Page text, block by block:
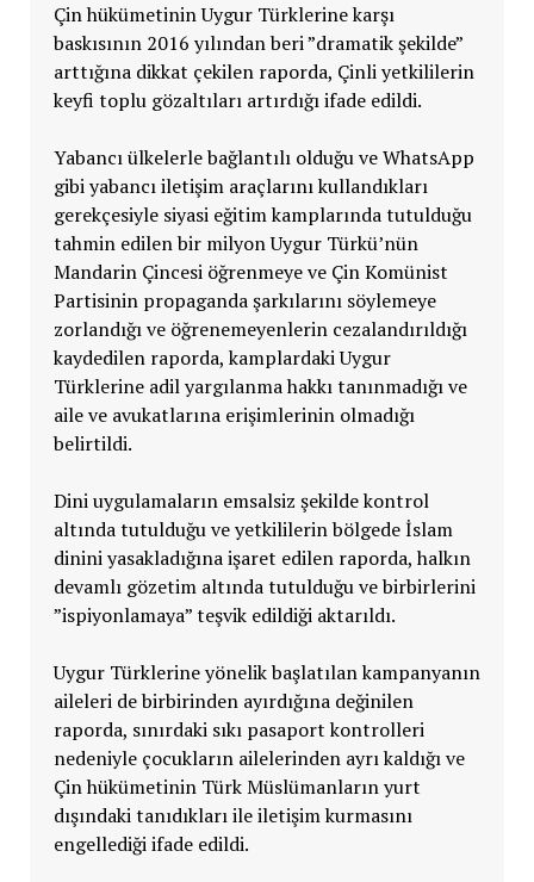
Çin hükümetinin Uygur Türklerine karşı
baskısının 2016 yılından beri ”dramatik şekilde”
arttığına dikkat çekilen raporda, Çinli yetkililerin
keyfi toplu gözaltıları artırdığı ifade edildi.
Yabancı ülkelerle bağlantılı olduğu ve WhatsApp
gibi yabancı iletişim araçlarını kullandıkları
gerekçesiyle siyasi eğitim kamplarında tutulduğu
tahmin edilen bir milyon Uygur Türkü’nün
Mandarin Çincesi öğrenmeye ve Çin Komünist
Partisinin propaganda şarkılarını söylemeye
zorlandığı ve öğrenemeyenlerin cezalandırıldığı
kaydedilen raporda, kamplardaki Uygur
Türklerine adil yargılanma hakkı tanınmadığı ve
aile ve avukatlarına erişimlerinin olmadığı
belirtildi.
Dini uygulamaların emsalsiz şekilde kontrol
altında tutulduğu ve yetkililerin bölgede İslam
dinini yasakladığına işaret edilen raporda, halkın
devamlı gözetim altında tutulduğu ve birbirlerini
”ispiyonlamaya” teşvik edildiği aktarıldı.
Uygur Türklerine yönelik başlatılan kampanyanın
aileleri de birbirinden ayırdığına değinilen
raporda, sınırdaki sıkı pasaport kontrolleri
nedeniyle çocukların ailelerinden ayrı kaldığı ve
Çin hükümetinin Türk Müslümanların yurt
dışındaki tanıdıkları ile iletişim kurmasını
engellediği ifade edildi.